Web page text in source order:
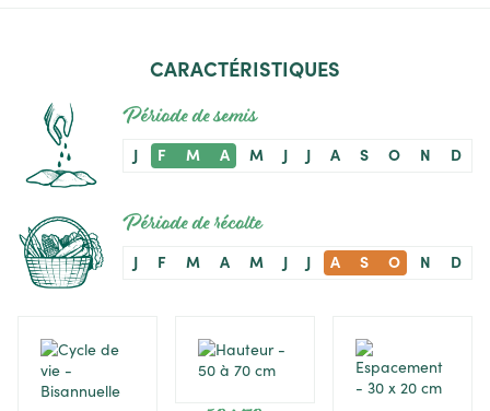
CARACTÉRISTIQUES
Période de semis
J F M A M J J A S O N D
Période de récolte
J F M A M J J A S O N D